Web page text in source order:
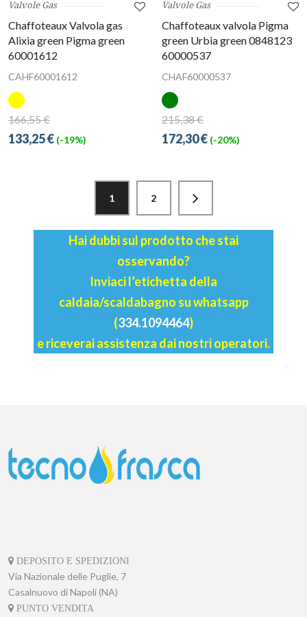
Valvole Gas
Chaffoteaux Valvola gas
Alixia green Pigma green
60001612
CAHF60001612
166,55 €
133,25 € (-19%)
Valvole Gas
Chaffoteaux valvola Pigma
green Urbia green 0848123
60000537
CHAF60000537
215,38 €
172,30 € (-20%)
1 2
Hai dubbi sul prodotto che stai
osservando?
Inviaci l’etichetta della
caldaia/scaldabagno su whatsapp
(334.1094464)
e riceverai assistenza dai nostri operatori.
DEPOSITO E SPEDIZIONI
Via Nazionale delle Puglie, 7
Casalnuovo di Napoli (NA)
PUNTO VENDITA